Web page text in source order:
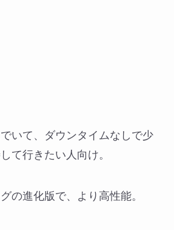
いて、ダウンタイムなしで少
て行きたい人向け。
の進化版で、より高性能。